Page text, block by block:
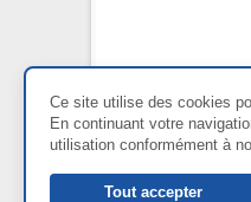
Ce site utilise des cookies
En continuant votre
utilisation conformément à
Tout accepter